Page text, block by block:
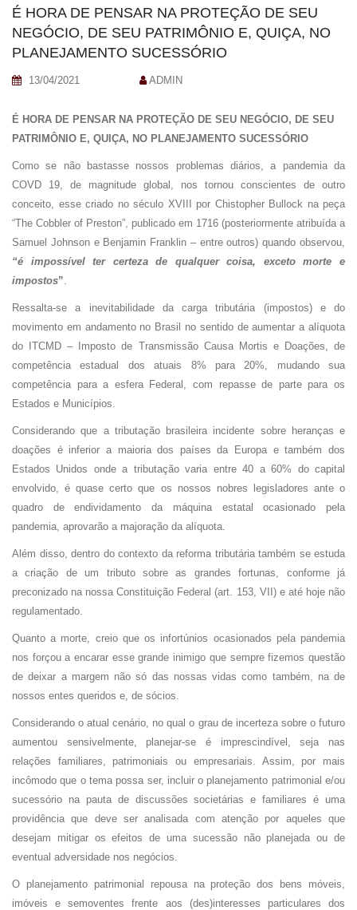
É HORA DE PENSAR NA PROTEÇÃO DE SEU
NEGÓCIO, DE SEU PATRIMÔNIO E, QUIÇA, NO
PLANEJAMENTO SUCESSÓRIO
13/04/2021 ADMIN
É HORA DE PENSAR NA PROTEÇÃO DE SEU NEGÓCIO, DE SEU
PATRIMÔNIO E, QUIÇA, NO PLANEJAMENTO SUCESSÓRIO
Como se não bastasse nossos problemas diários, a pandemia da
COVD 19, de magnitude global, nos tornou conscientes de outro
conceito, esse criado no século XVIII por Chistopher Bullock na peça
“The Cobbler of Preston”, publicado em 1716 (posteriormente atribuída a
Samuel Johnson e Benjamin Franklin – entre outros) quando observou,
“é impossível ter certeza de qualquer coisa, exceto morte e
impostos”.
Ressalta-se a inevitabilidade da carga tributária (impostos) e do
movimento em andamento no Brasil no sentido de aumentar a alíquota
do ITCMD – Imposto de Transmissão Causa Mortis e Doações, de
competência estadual dos atuais 8% para 20%, mudando sua
competência para a esfera Federal, com repasse de parte para os
Estados e Municípios.
Considerando que a tributação brasileira incidente sobre heranças e
doações é inferior a maioria dos países da Europa e também dos
Estados Unidos onde a tributação varia entre 40 a 60% do capital
envolvido, é quase certo que os nossos nobres legisladores ante o
quadro de endividamento da máquina estatal ocasionado pela
pandemia, aprovarão a majoração da alíquota.
Além disso, dentro do contexto da reforma tributária também se estuda
a criação de um tributo sobre as grandes fortunas, conforme já
preconizado na nossa Constituição Federal (art. 153, VII) e até hoje não
regulamentado.
Quanto a morte, creio que os infortúnios ocasionados pela pandemia
nos forçou a encarar esse grande inimigo que sempre fizemos questão
de deixar a margem não só das nossas vidas como também, na de
nossos entes queridos e, de sócios.
Considerando o atual cenário, no qual o grau de incerteza sobre o futuro
aumentou sensivelmente, planejar-se é imprescindível, seja nas
relações familiares, patrimoniais ou empresariais. Assim, por mais
incômodo que o tema possa ser, incluir o planejamento patrimonial e/ou
sucessório na pauta de discussões societárias e familiares é uma
providência que deve ser analisada com atenção por aqueles que
desejam mitigar os efeitos de uma sucessão não planejada ou de
eventual adversidade nos negócios.
O planejamento patrimonial repousa na proteção dos bens móveis,
imóveis e semoventes frente aos (des)interesses particulares dos